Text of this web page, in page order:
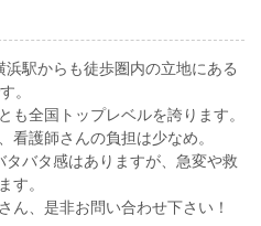
駅からも徒歩圏内の立地にある
。
も全国トップレベルを誇ります。
看護師さんの負担は少なめ。
バタ感はありますが、急変や救
す。
ん、是非お問い合わせ下さい！